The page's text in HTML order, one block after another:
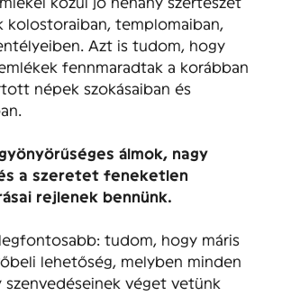
kolostoraiban, templomaiban,
Azt is tudom, hogy
fennmaradtak a korábban
népek szokásaiban és
álmok, nagy
a szeretet feneketlen
rejlenek bennünk.
tudom, hogy máris
lehetőség, melyben minden
véget vetünk